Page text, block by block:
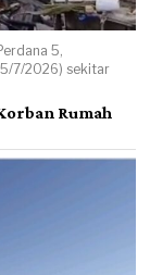
5,
7/2026) sekitar
Rumah